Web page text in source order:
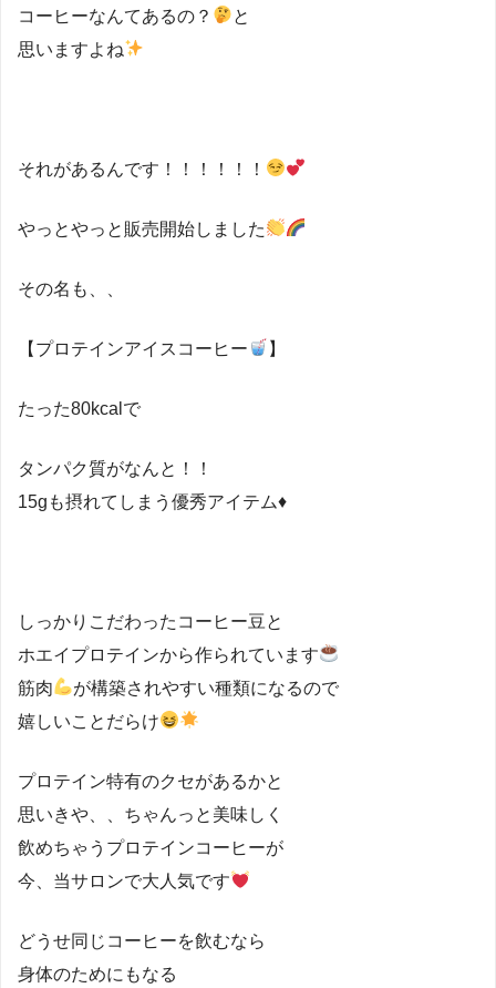
コーヒーなんてあるの？
と
思いますよね
それがあるんです！！！！！！
やっとやっと販売開始しました
その名も、、
【プロテインアイスコーヒー 】
たった80kcalで
タンパク質がなんと！！
15gも摂れてしまう優秀アイテム♦️
しっかりこだわったコーヒー豆と
ホエイプロテインから作られています
筋肉
が構築されやすい種類になるので
嬉しいことだらけ
プロテイン特有のクセがあるかと
思いきや、、ちゃんっと美味しく
飲めちゃうプロテインコーヒーが
今、当サロンで大人気です
どうせ同じコーヒーを飲むなら
身体のためにもなる